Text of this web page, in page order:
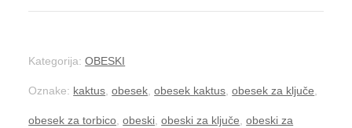
kaktus
Kategorija:OBESKI
Oznake: kaktus,obesek,obesek kaktus,obesek za ključe,
obesek za torbico,obeski,obeski za ključe,obeski za